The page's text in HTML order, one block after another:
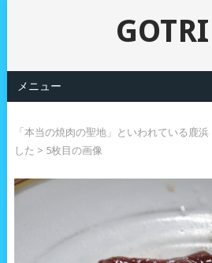
メニュー
「本当の焼肉の聖地」といわれている鹿
した > 5枚目の画像